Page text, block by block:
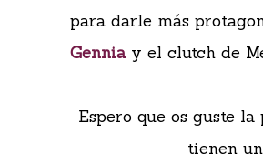
para darle más
Genniay el clutch de
Espero que os guste
tienen